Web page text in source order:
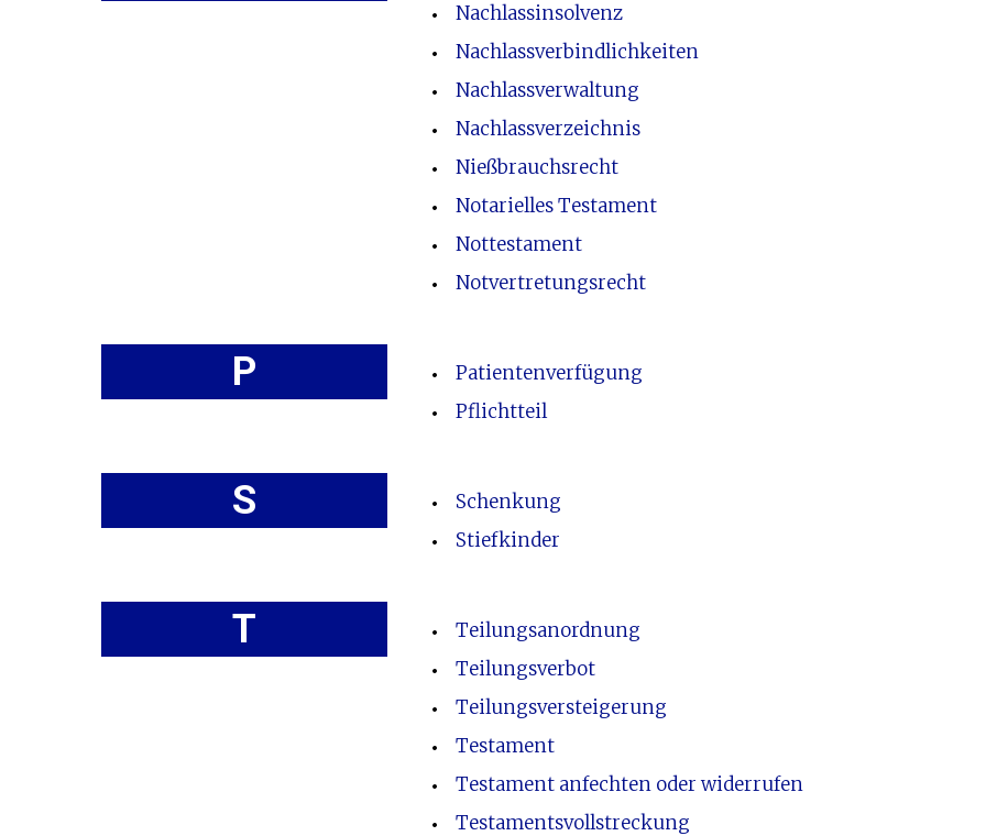
Nachlassinsolvenz
Nachlassverbindlichkeiten
Nachlassverwaltung
Nachlassverzeichnis
Nießbrauchsrecht
Notarielles Testament
Nottestament
Notvertretungsrecht
P
Patientenverfügung
Pflichtteil
S
Schenkung
Stiefkinder
T
Teilungsanordnung
Teilungsverbot
Teilungsversteigerung
Testament
Testament anfechten oder widerrufen
Testamentsvollstreckung